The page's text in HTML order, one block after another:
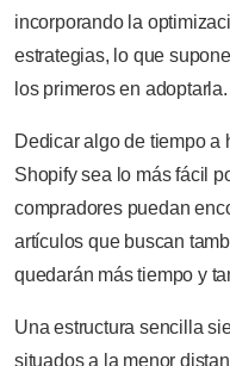
incorporando la
estrategias, lo que
los primeros en adoptarla.
Dedicar algo de tiempo a
Shopify sea lo más fácil
compradores puedan
artículos que buscan
quedarán más tiempo y
Una estructura sencilla
situados a la menor